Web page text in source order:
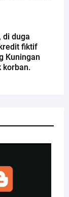
di duga
fiktif
Kuningan
korban.